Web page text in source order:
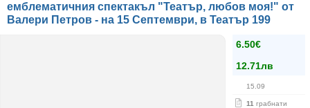
емблематичния спектакъл "Театър, любов моя!" от
Валери Петров - на 15 Септември, в Театър 199
6.50€
12.71лв
15.09
11 грабнати